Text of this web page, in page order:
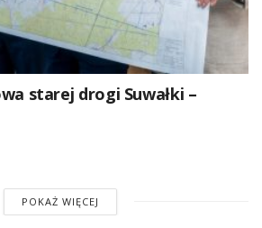
starej drogi Suwałki –
POKAŻ WIĘCEJ